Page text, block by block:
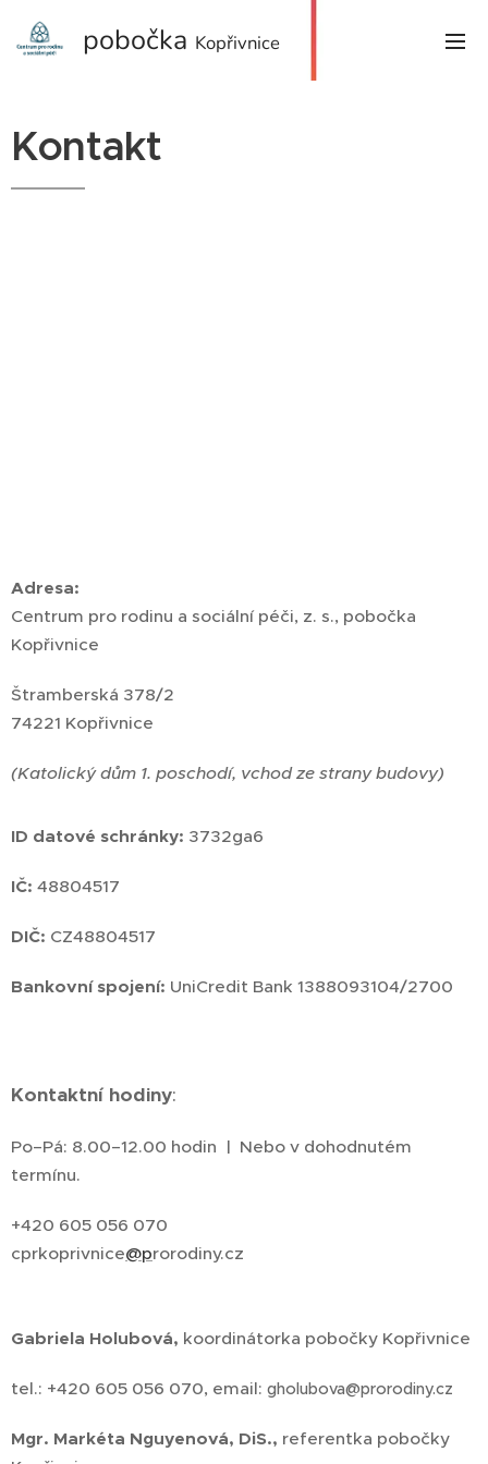
pobočka Kopřivnice
Kontakt
Adresa:
Centrum pro rodinu a sociální péči, z. s., pobočka
Kopřivnice
Štramberská 378/2
74221 Kopřivnice
(Katolický dům 1. poschodí, vchod ze strany budovy)
ID datové schránky: 3732ga6
IČ: 48804517
DIČ: CZ48804517
Bankovní spojení: UniCredit Bank 1388093104/2700
Kontaktní hodiny:
Po–Pá: 8.00–12.00 hodin | Nebo v dohodnutém
termínu.
+420 605 056 070
cprkoprivnice@prorodiny.cz
Gabriela Holubová, koordinátorka pobočky Kopřivnice
tel.: +420 605 056 070, email: gholubova@prorodiny.cz
Mgr. Markéta Nguyenová, DiS., referentka pobočky